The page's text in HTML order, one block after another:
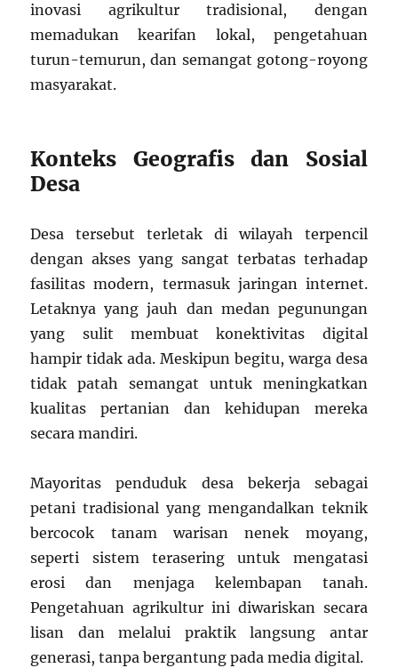
inovasi agrikultur tradisional, dengan
memadukan kearifan lokal, pengetahuan
turun-temurun, dan semangat gotong-royong
masyarakat.
Konteks Geografis dan Sosial
Desa
Desa tersebut terletak di wilayah terpencil
dengan akses yang sangat terbatas terhadap
fasilitas modern, termasuk jaringan internet.
Letaknya yang jauh dan medan pegunungan
yang sulit membuat konektivitas digital
hampir tidak ada. Meskipun begitu, warga desa
tidak patah semangat untuk meningkatkan
kualitas pertanian dan kehidupan mereka
secara mandiri.
Mayoritas penduduk desa bekerja sebagai
petani tradisional yang mengandalkan teknik
bercocok tanam warisan nenek moyang,
seperti sistem terasering untuk mengatasi
erosi dan menjaga kelembapan tanah.
Pengetahuan agrikultur ini diwariskan secara
lisan dan melalui praktik langsung antar
generasi, tanpa bergantung pada media digital.